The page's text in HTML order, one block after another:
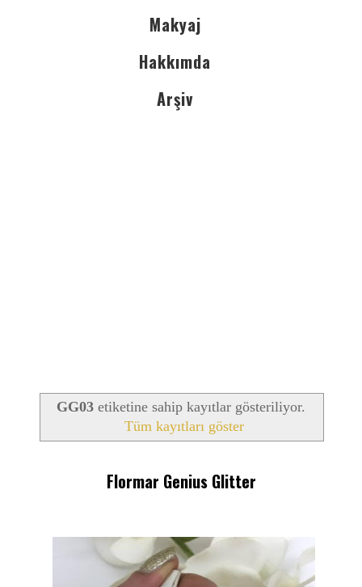
Makyaj
Hakkımda
Arşiv
GG03 etiketine sahip kayıtlar gösteriliyor.
Tüm kayıtları göster
Flormar Genius Glitter